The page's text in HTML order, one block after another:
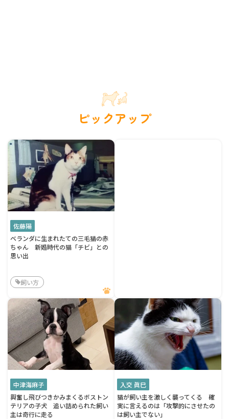
ピックアップ
佐藤陽
ベランダに生まれたての三毛猫の赤
ちゃん 新婚時代の猫「チビ」との
思い出
飼い方
中津海麻子
興奮し飛びつきかみまくるボストン
テリアの子犬 追い詰められた飼い
主は奇行に走る
入交 眞巳
猫が飼い主を激しく襲ってくる 確
実に言えるのは「攻撃的にさせたの
は飼い主でない」